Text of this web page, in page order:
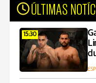
ÚLTIMAS
15:30